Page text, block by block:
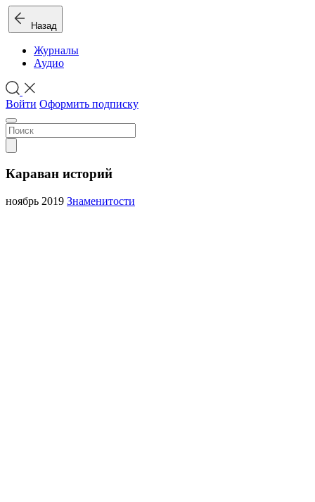
Назад
Журналы
Аудио
Войти Оформить подписку
Караван историй
ноябрь 2019 Знаменитости